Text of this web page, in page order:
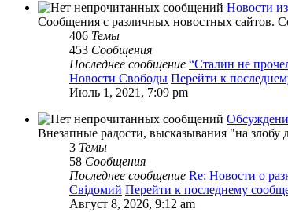
Новости
Сообщения с различных новостных сайтов.
406 Темы
453 Сообщения
Последнее сообщение “Сталин не
Новости Свободы Перейти к
Июль 1, 2021, 7:09 pm
Внезапные радости, высказывания "на злобу
3 Темы
58 Сообщения
Последнее сообщение Re: Новости о
Свідомий Перейти к последнему
Август 8, 2026, 9:12 am